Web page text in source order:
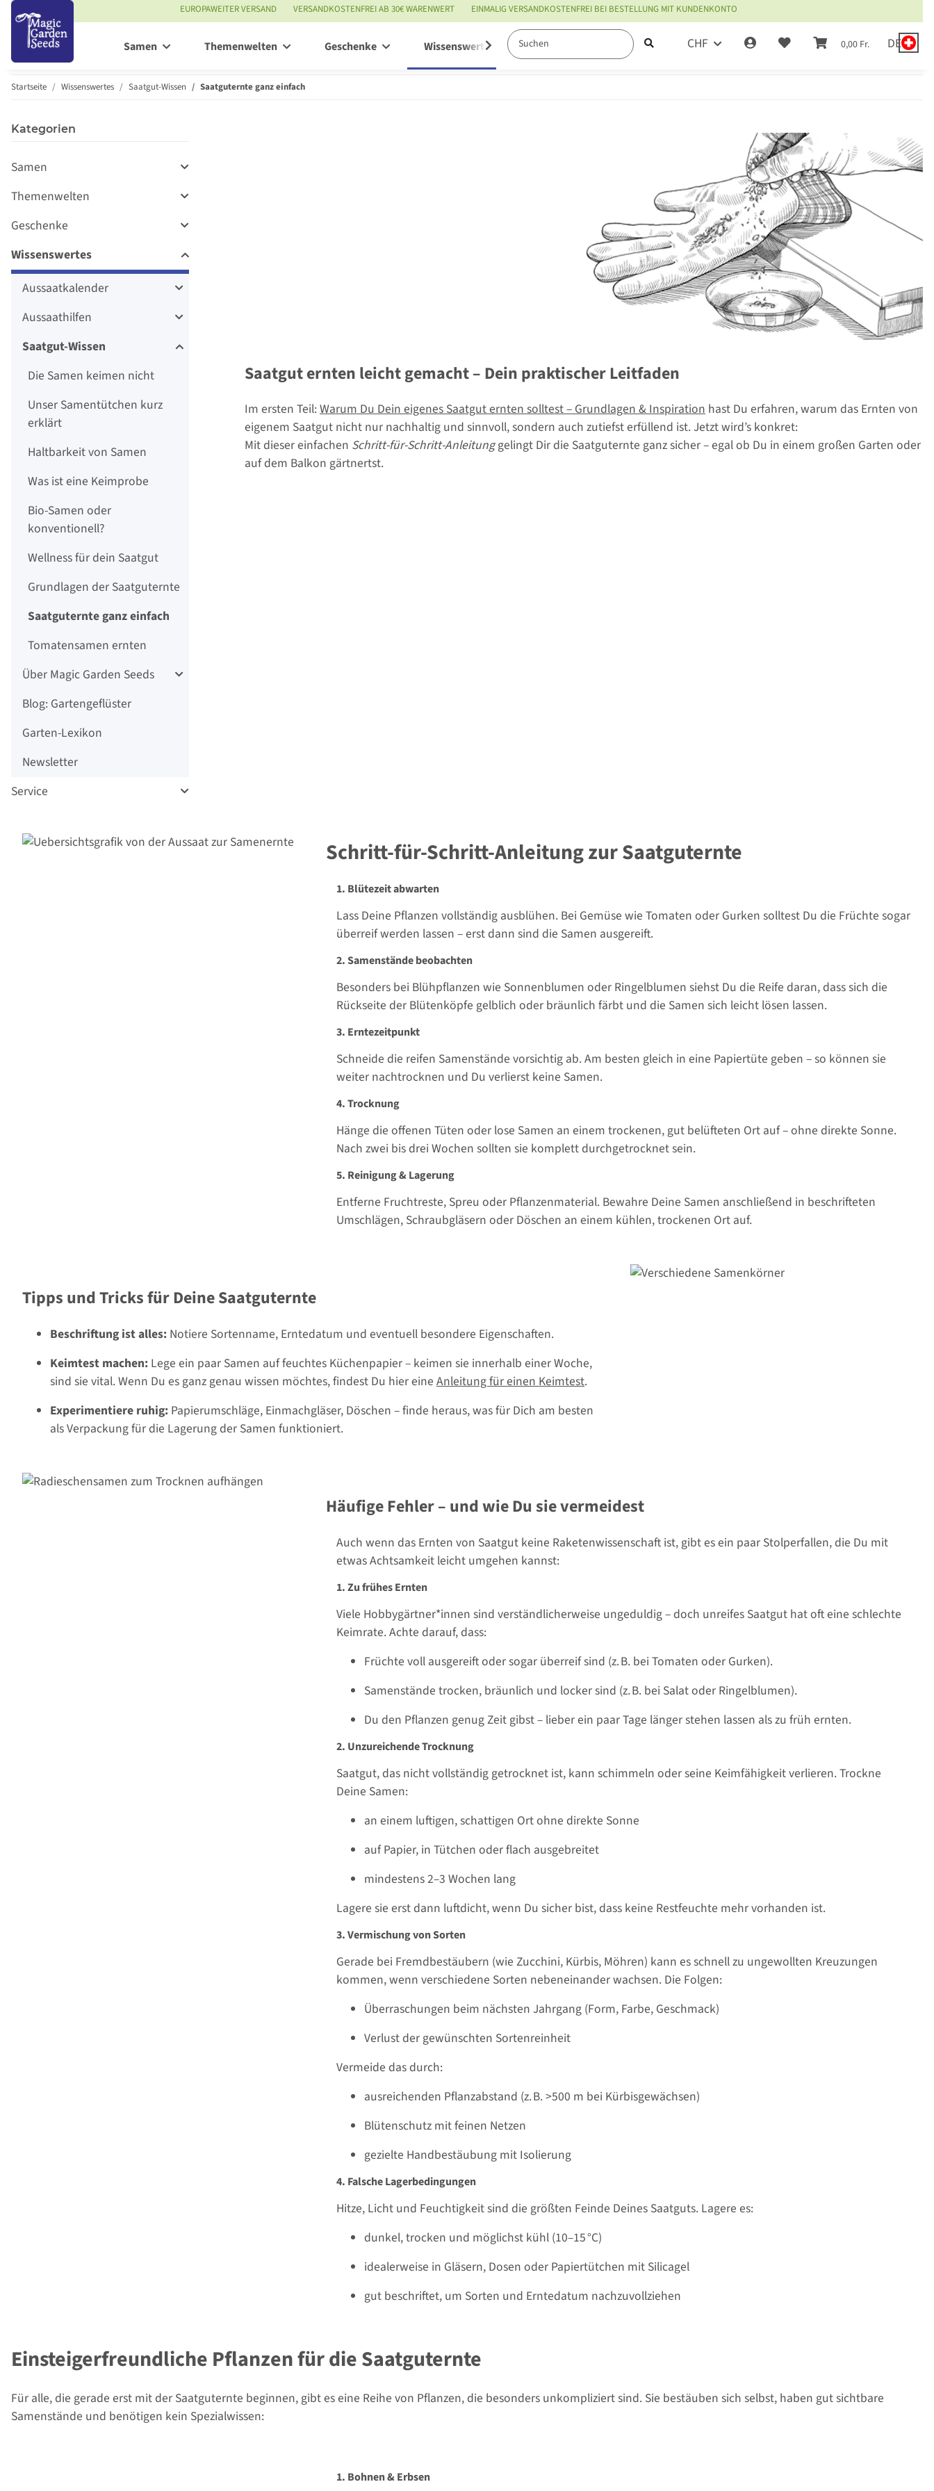
EUROPAWEITER VERSAND VERSANDKOSTENFREI AB 30€ WARENWERT EINMALIG VERSANDKOSTENFREI BEI BESTELLUNG MIT KUNDENKONTO
CHF 0,00 Fr. DE
Samen Themenwelten Geschenke Wissenswertes Service
Startseite Wissenswertes Saatgut-Wissen Saatguternte ganz einfach
Saatgut ernten leicht gemacht – Dein praktischer Leitfaden
Im ersten Teil: Warum Du Dein eigenes Saatgut ernten solltest – Grundlagen & Inspiration hast Du erfahren, warum das Ernten von
eigenem Saatgut nicht nur nachhaltig und sinnvoll, sondern auch zutiefst erfüllend ist. Jetzt wird’s konkret:
Mit dieser einfachen Schritt-für-Schritt-Anleitunggelingt Dir die Saatguternte ganz sicher – egal ob Du in einem großen Garten oder
auf dem Balkon gärtnertst.
Kategorien
Samen
Themenwelten
Geschenke
Wissenswertes
Aussaatkalender
Aussaathilfen
Saatgut-Wissen
Die Samen keimen nicht
Unser Samentütchen kurz
erklärt
Haltbarkeit von Samen
Was ist eine Keimprobe
Bio-Samen oder
konventionell?
Wellness für dein Saatgut
Grundlagen der Saatguternte
Saatguternte ganz einfach
Tomatensamen ernten
Über Magic Garden Seeds
Blog: Gartengeflüster
Garten-Lexikon
Newsletter
Service
Schritt-für-Schritt-Anleitung zur Saatguternte
1. Blütezeit abwarten
Lass Deine Pflanzen vollständig ausblühen. Bei Gemüse wie Tomaten oder Gurken solltest Du die Früchte sogar
überreif werden lassen – erst dann sind die Samen ausgereift.
2.Samenstände beobachten
Besonders bei Blühpflanzen wie Sonnenblumen oder Ringelblumen siehst Du die Reife daran, dass sich die
Rückseite der Blütenköpfe gelblich oder bräunlich färbt und die Samen sich leicht lösen lassen.
3. Erntezeitpunkt
Schneide die reifen Samenstände vorsichtig ab. Am besten gleich in eine Papiertüte geben – so können sie
weiter nachtrocknen und Du verlierst keine Samen.
4.Trocknung
Hänge die offenen Tüten oder lose Samen an einem trockenen, gut belüfteten Ort auf – ohne direkte Sonne.
Nach zwei bis drei Wochen sollten sie komplett durchgetrocknet sein.
5. Reinigung & Lagerung
Entferne Fruchtreste, Spreu oder Pflanzenmaterial. Bewahre Deine Samen anschließend in beschrifteten
Umschlägen, Schraubgläsern oder Döschen an einem kühlen, trockenen Ort auf.
Tipps und Tricks für Deine Saatguternte
Beschriftung ist alles: Notiere Sortenname, Erntedatum und eventuell besondere Eigenschaften.
Keimtest machen: Lege ein paar Samen auf feuchtes Küchenpapier – keimen sie innerhalb einer Woche,
sind sie vital. Wenn Du es ganz genau wissen möchtes, findest Du hier eine Anleitung für einen Keimtest.
Experimentiere ruhig: Papierumschläge, Einmachgläser, Döschen – finde heraus, was für Dich am besten
als Verpackung für die Lagerung der Samen funktioniert.
Häufige Fehler – und wie Du sie vermeidest
Auch wenn das Ernten von Saatgut keine Raketenwissenschaft ist, gibt es ein paar Stolperfallen, die Du mit
etwas Achtsamkeit leicht umgehen kannst:
1. Zu frühes Ernten
Viele Hobbygärtner*innen sind verständlicherweise ungeduldig – doch unreifes Saatgut hat oft eine schlechte
Keimrate. Achte darauf, dass:
Früchte voll ausgereift oder sogar überreif sind (z. B. bei Tomaten oder Gurken).
Samenstände trocken, bräunlich und locker sind (z. B. bei Salat oder Ringelblumen).
Du den Pflanzen genug Zeit gibst – lieber ein paar Tage länger stehen lassen als zu früh ernten.
2. Unzureichende Trocknung
Saatgut, das nicht vollständig getrocknet ist, kann schimmeln oder seine Keimfähigkeit verlieren. Trockne
Deine Samen:
an einem luftigen, schattigen Ort ohne direkte Sonne
auf Papier, in Tütchen oder flach ausgebreitet
mindestens 2–3 Wochen lang
Lagere sie erst dann luftdicht, wenn Du sicher bist, dass keine Restfeuchte mehr vorhanden ist.
3. Vermischung von Sorten
Gerade bei Fremdbestäubern (wie Zucchini, Kürbis, Möhren) kann es schnell zu ungewollten Kreuzungen
kommen, wenn verschiedene Sorten nebeneinander wachsen. Die Folgen:
Überraschungen beim nächsten Jahrgang (Form, Farbe, Geschmack)
Verlust der gewünschten Sortenreinheit
Vermeide das durch:
ausreichenden Pflanzabstand (z. B. >500 m bei Kürbisgewächsen)
Blütenschutz mit feinen Netzen
gezielte Handbestäubung mit Isolierung
4. Falsche Lagerbedingungen
Hitze, Licht und Feuchtigkeit sind die größten Feinde Deines Saatguts. Lagere es:
dunkel, trocken und möglichst kühl (10–15 °C)
idealerweise in Gläsern, Dosen oder Papiertütchen mit Silicagel
gut beschriftet, um Sorten und Erntedatum nachzuvollziehen
Einsteigerfreundliche Pflanzen für die Saatguternte
Für alle, die gerade erst mit der Saatguternte beginnen, gibt es eine Reihe von Pflanzen, die besonders unkompliziert sind. Sie bestäuben sich selbst, haben gut sichtbare
Samenstände und benötigen kein Spezialwissen:
1. Bohnen & Erbsen